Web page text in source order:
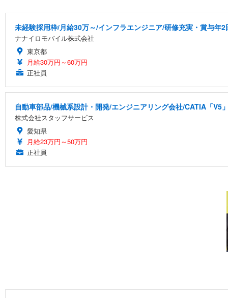
未経験採用枠/月給30万～/インフラエンジニア/研修充実・賞与年2
ナナイロモバイル株式会社
東京都
月給30万円～60万円
正社員
自動車部品/機械系設計・開発/エンジニアリング会社/CATIA「V5
株式会社スタッフサービス
愛知県
月給23万円～50万円
正社員